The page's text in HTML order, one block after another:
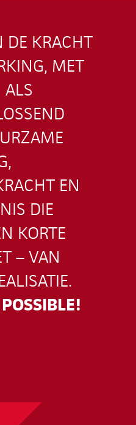
DE KRACHT
MET
EN
DIE
KORTE
– VAN